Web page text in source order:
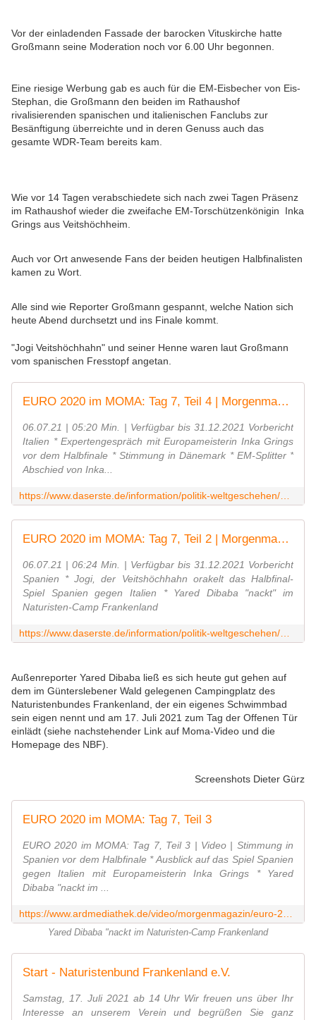
Vor der einladenden Fassade der barocken Vituskirche hatte
Großmann seine Moderation noch vor 6.00 Uhr begonnen.
Eine riesige Werbung gab es auch für die EM-Eisbecher von Eis-
Stephan, die Großmann den beiden im Rathaushof
rivalisierenden spanischen und italienischen Fanclubs zur
Besänftigung überreichte und in deren Genuss auch das
gesamte WDR-Team bereits kam.
Wie vor 14 Tagen verabschiedete sich nach zwei Tagen Präsenz
im Rathaushof wieder die zweifache EM-Torschützenkönigin Inka
Grings aus Veitshöchheim.
Auch vor Ort anwesende Fans der beiden heutigen Halbfinalisten
kamen zu Wort.
Alle sind wie Reporter Großmann gespannt, welche Nation sich
heute Abend durchsetzt und ins Finale kommt.
"Jogi Veitshöchhahn" und seiner Henne waren laut Großmann
vom spanischen Fresstopf angetan.
EURO 2020 im MOMA: Tag 7, Teil 4 | Morgenmagazin
06.07.21 | 05:20 Min. | Verfügbar bis 31.12.2021 Vorbericht
Italien * Expertengespräch mit Europameisterin Inka Grings
vor dem Halbfinale * Stimmung in Dänemark * EM-Splitter *
Abschied von Inka...
EURO 2020 im MOMA: Tag 7, Teil 2 | Morgenmagazin
06.07.21 | 06:24 Min. | Verfügbar bis 31.12.2021 Vorbericht
Spanien * Jogi, der Veitshöchhahn orakelt das Halbfinal-
Spiel Spanien gegen Italien * Yared Dibaba "nackt" im
Naturisten-Camp Frankenland
Außenreporter Yared Dibaba ließ es sich heute gut gehen auf
dem im Günterslebener Wald gelegenen Campingplatz des
Naturistenbundes Frankenland, der ein eigenes Schwimmbad
sein eigen nennt und am 17. Juli 2021 zum Tag der Offenen Tür
einlädt (siehe nachstehender Link auf Moma-Video und die
Homepage des NBF).
Screenshots Dieter Gürz
EURO 2020 im MOMA: Tag 7, Teil 3
EURO 2020 im MOMA: Tag 7, Teil 3 | Video | Stimmung in
Spanien vor dem Halbfinale * Ausblick auf das Spiel Spanien
gegen Italien mit Europameisterin Inka Grings * Yared
Dibaba "nackt im ...
Yared Dibaba "nackt im Naturisten-Camp Frankenland
Start - Naturistenbund Frankenland e.V.
Samstag, 17. Juli 2021 ab 14 Uhr Wir freuen uns über Ihr
Interesse an unserem Verein und begrüßen Sie ganz